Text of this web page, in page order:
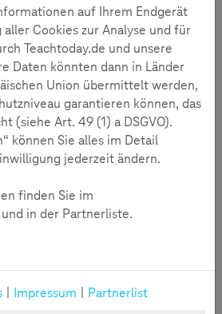
zu melden.
und freundlich spielen.
auf Ihrem Endgerät
Cookies zur Analyse und für
Teachtoday.de und unsere
Daten könnten dann in Länder
Union übermittelt werden,
garantieren können, das
(siehe Art. 49 (1) a DSGVO).
können Sie alles im Detail
jederzeit ändern.
finden Sie im
in der Partnerliste.
Impressum
Partnerlist